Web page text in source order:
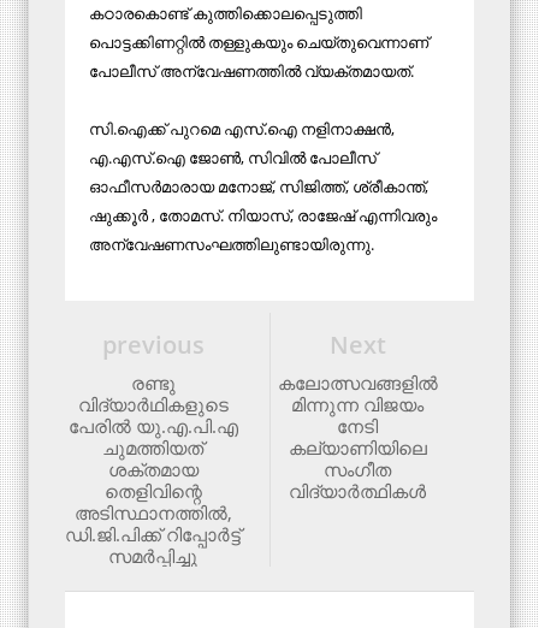
കഠാരകൊണ്ട് കുത്തിക്കൊലപ്പെടുത്തി
പൊട്ടക്കിണറ്റില്‍ തള്ളുകയും ചെയ്തുവെന്നാണ്
പോലീസ് അന്വേഷണത്തില്‍ വ്യക്തമായത്.
സി.ഐക്ക് പുറമെ എസ്.ഐ നളിനാക്ഷന്‍,
എ.എസ്.ഐ ജോണ്‍, സിവില്‍ പോലീസ്
ഓഫീസര്‍മാരായ മനോജ്, സിജിത്ത്, ശ്രീകാന്ത്,
ഷുക്കൂര്‍ , തോമസ്. നിയാസ്, രാജേഷ് എന്നിവരും
അന്വേഷണസംഘത്തിലുണ്ടായിരുന്നു.
Next
കലോത്സവങ്ങളില്‍
മിന്നുന്ന വിജയം
നേടി
കല്യാണിയിലെ
സംഗീത
വിദ്യാര്‍ത്ഥികള്‍
previous
രണ്ടു
വിദ്യാര്‍ഥികളുടെ
പേരില്‍ യു.എ.പി.എ
ചുമത്തിയത്
ശക്തമായ
തെളിവിന്റെ
അടിസ്ഥാനത്തില്‍,
ഡി.ജി.പിക്ക് റിപ്പോര്‍ട്ട്
സമര്‍പ്പിച്ചു